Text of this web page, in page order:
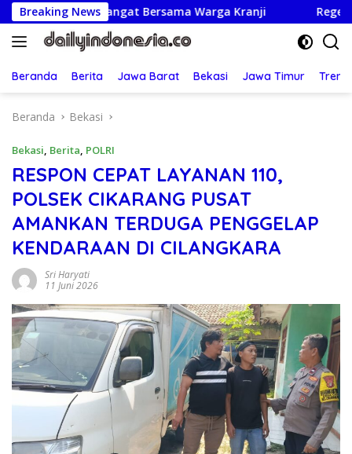
Langsung
ke
konten
Breaking News
Semangat Bersama Warga Kranji Regenerasi Adil:
Beranda Berita Jawa Barat Bekasi Jawa Timur
Beranda Bekasi
Bekasi, Berita, POLRI
RESPON CEPAT LAYANAN 110,
POLSEK CIKARANG PUSAT
AMANKAN TERDUGA PENGGELAP
KENDARAAN DI CILANGKARA
Sri Haryati
11 Juni 2026